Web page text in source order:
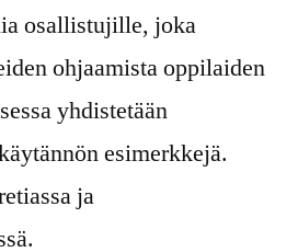
osallistujille, joka
ohjaamista oppilaiden
yhdistetään
esimerkkejä.
ja